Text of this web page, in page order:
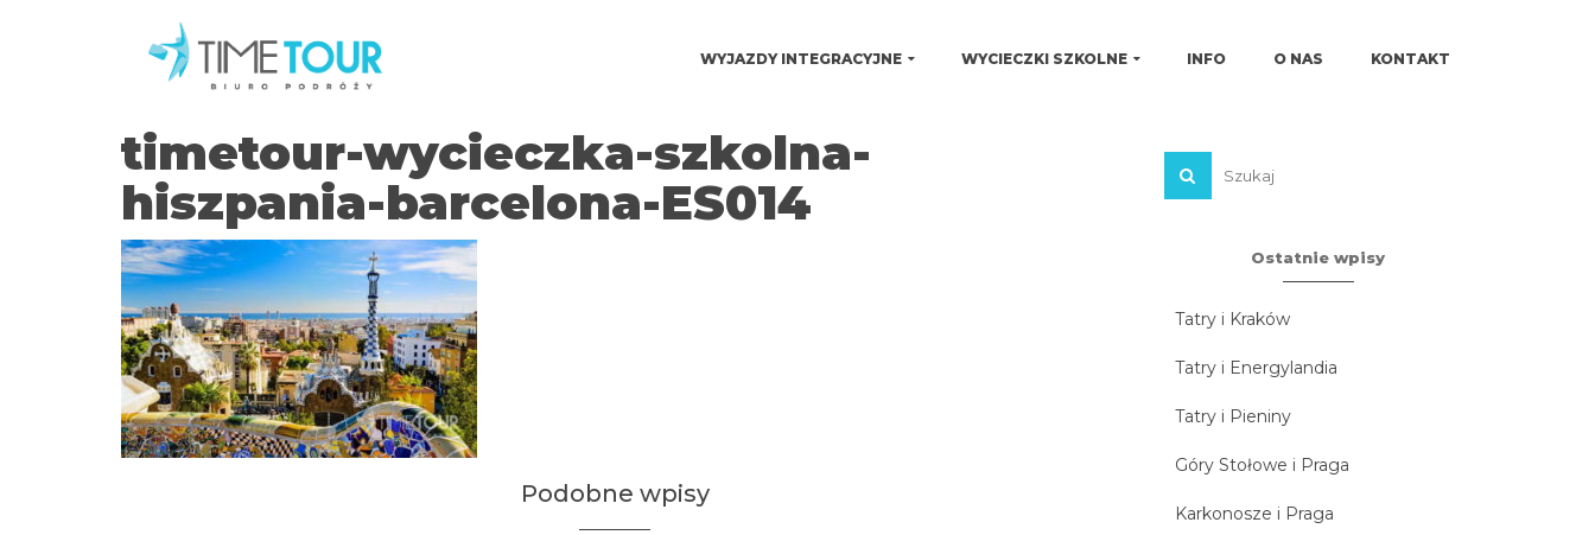
WYJAZDY INTEGRACYJNE WYCIECZKI SZKOLNE INFO O NAS KONTAKT
timetour-wycieczka-szkolna-
hiszpania-barcelona-ES014
Podobne wpisy
Ostatnie wpisy
Tatry i Kraków
Tatry i Energylandia
Tatry i Pieniny
Góry Stołowe i Praga
Karkonosze i Praga